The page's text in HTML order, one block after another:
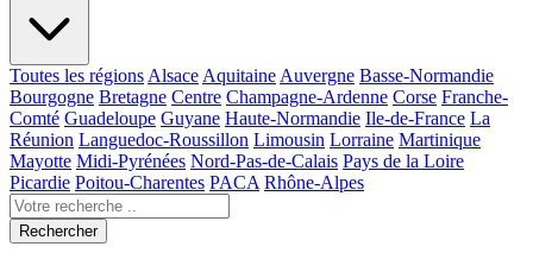
Toutes les régions Alsace Aquitaine Auvergne Basse-Normandie
Bourgogne Bretagne Centre Champagne-Ardenne Corse Franche-
Comté Guadeloupe Guyane Haute-Normandie Ile-de-France La
Réunion Languedoc-Roussillon Limousin Lorraine Martinique
Mayotte Midi-Pyrénées Nord-Pas-de-Calais Pays de la Loire
Picardie Poitou-Charentes PACA Rhône-Alpes
Rechercher